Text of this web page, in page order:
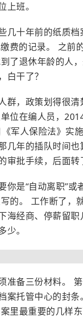
上班。
几十年前的纸质
费的记录。 之前
了退休年龄的人
干了？
群，政策划得很
位在编人员，
军人保险法》实
几年的插队时间
审批手续，后面转
你是“自动离职”或
的。 工作断了，
海经商、停薪留
少。
准备三份材料。
案托管中心的封
里最重要的几样